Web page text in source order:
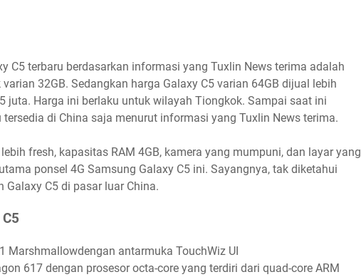
C5 terbaru berdasarkan informasi yang Tuxlin News terima adalah
32GB. Sedangkan harga Galaxy C5 varian 64GB dijual lebih
juta. Harga ini berlaku untuk wilayah Tiongkok. Sampai saat ini
di China saja menurut informasi yang Tuxlin News terima.
fresh, kapasitas RAM 4GB, kamera yang mumpuni, dan layar yang
ponsel 4G Samsung Galaxy C5 ini. Sayangnya, tak diketahui
C5 di pasar luar China.
Marshmallowdengan antarmuka TouchWiz UI
617 dengan prosesor octa-core yang terdiri dari quad-core ARM